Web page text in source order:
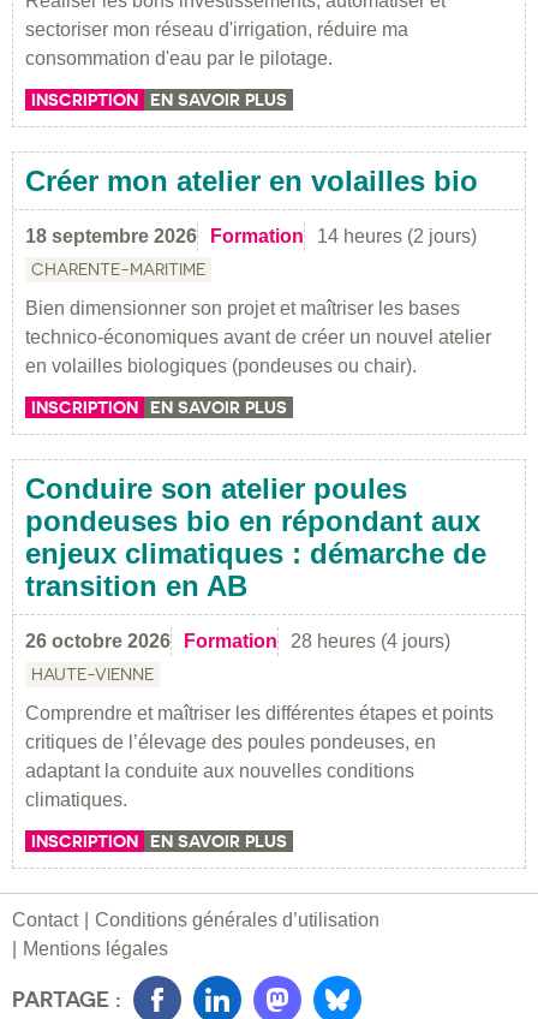
sectoriser mon réseau d'irrigation, réduire ma
consommation d'eau par le pilotage.
INSCRIPTION EN SAVOIR PLUS
Créer mon atelier en volailles bio
18 septembre 2026 Formation 14 heures (2 jours)
CHARENTE-MARITIME
Bien dimensionner son projet et maîtriser les bases
technico-économiques avant de créer un nouvel atelier
en volailles biologiques (pondeuses ou chair).
INSCRIPTION EN SAVOIR PLUS
Conduire son atelier poules
pondeuses bio en répondant aux
enjeux climatiques : démarche de
transition en AB
26 octobre 2026 Formation 28 heures (4 jours)
HAUTE-VIENNE
Comprendre et maîtriser les différentes étapes et points
critiques de l’élevage des poules pondeuses, en
adaptant la conduite aux nouvelles conditions
climatiques.
INSCRIPTION EN SAVOIR PLUS
Contact
Conditions générales d’utilisation
Mentions légales
PARTAGE :
FacebookLinkedInMastondon
Bluesky